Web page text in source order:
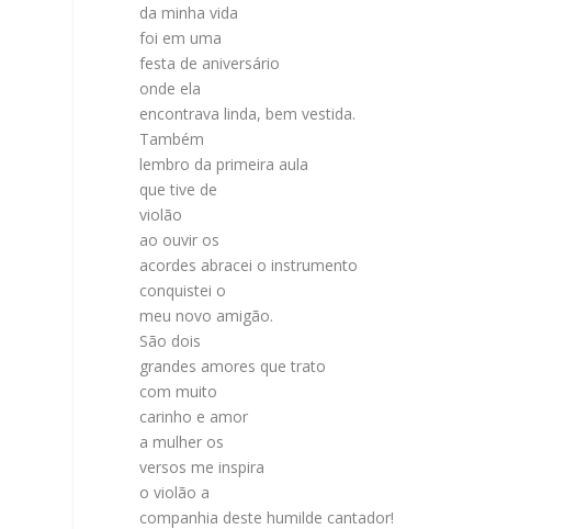
da minha vida
foi em uma
festa de aniversário
onde ela
encontrava linda, bem vestida.
Também
lembro da primeira aula
que tive de
violão
ao ouvir os
acordes abracei o instrumento
conquistei o
meu novo amigão.
São dois
grandes amores que trato
com muito
carinho e amor
a mulher os
versos me inspira
o violão a
companhia deste humilde cantador!